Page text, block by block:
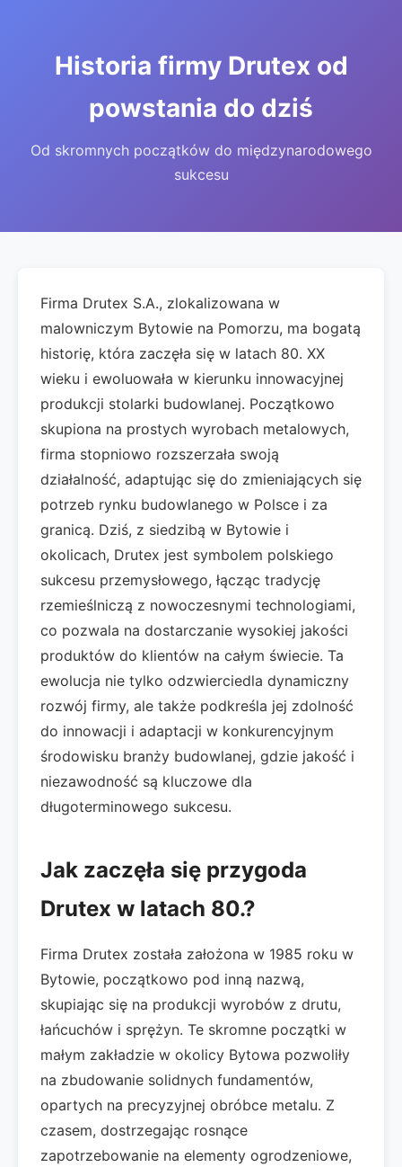
Historia firmy Drutex od
powstania do dziś
Od skromnych początków do międzynarodowego
sukcesu
Firma Drutex S.A., zlokalizowana w
malowniczym Bytowie na Pomorzu, ma bogatą
historię, która zaczęła się w latach 80. XX
wieku i ewoluowała w kierunku innowacyjnej
produkcji stolarki budowlanej. Początkowo
skupiona na prostych wyrobach metalowych,
firma stopniowo rozszerzała swoją
działalność, adaptując się do zmieniających się
potrzeb rynku budowlanego w Polsce i za
granicą. Dziś, z siedzibą w Bytowie i
okolicach, Drutex jest symbolem polskiego
sukcesu przemysłowego, łącząc tradycję
rzemieślniczą z nowoczesnymi technologiami,
co pozwala na dostarczanie wysokiej jakości
produktów do klientów na całym świecie. Ta
ewolucja nie tylko odzwierciedla dynamiczny
rozwój firmy, ale także podkreśla jej zdolność
do innowacji i adaptacji w konkurencyjnym
środowisku branży budowlanej, gdzie jakość i
niezawodność są kluczowe dla
długoterminowego sukcesu.
Jak zaczęła się przygoda
Drutex w latach 80.?
Firma Drutex została założona w 1985 roku w
Bytowie, początkowo pod inną nazwą,
skupiając się na produkcji wyrobów z drutu,
łańcuchów i sprężyn. Te skromne początki w
małym zakładzie w okolicy Bytowa pozwoliły
na zbudowanie solidnych fundamentów,
opartych na precyzyjnej obróbce metalu. Z
czasem, dostrzegając rosnące
zapotrzebowanie na elementy ogrodzeniowe,